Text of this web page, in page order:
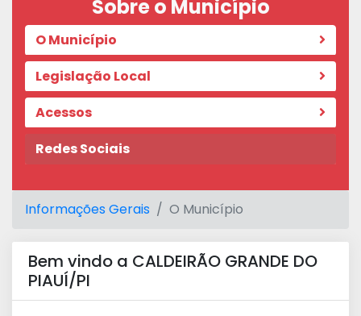
Sobre o Município
O Município
Legislação Local
Acessos
Redes Sociais
Informações Gerais O Município
Bem vindo a CALDEIRÃO GRANDE DO
PIAUÍ/PI